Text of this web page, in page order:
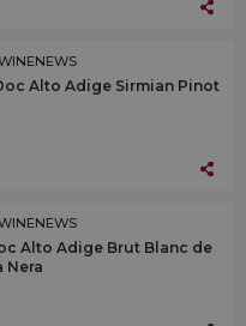
Alto Adige Sirmian Pinot
Alto Adige Brut Blanc de
Nera